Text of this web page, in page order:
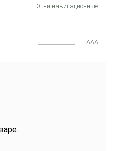
Огни навигационные
AAA